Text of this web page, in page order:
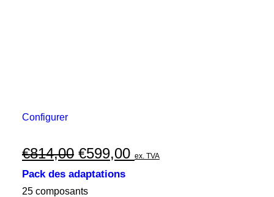
Configurer
€814,00 Le
prix
initial
€599,00Le
ex. TVA
Pack des adaptations
25 composants